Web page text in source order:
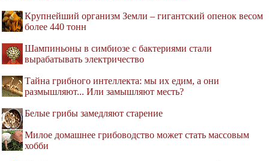
Крупнейший организм Земли – гигантский опенок весом
более 440 тонн
Шампиньоны в симбиозе с бактериями стали
вырабатывать электричество
Тайна грибного интеллекта: мы их едим, а они
размышляют... Или замышляют месть?
Белые грибы замедляют старение
Милое домашнее грибоводство может стать массовым
хобби